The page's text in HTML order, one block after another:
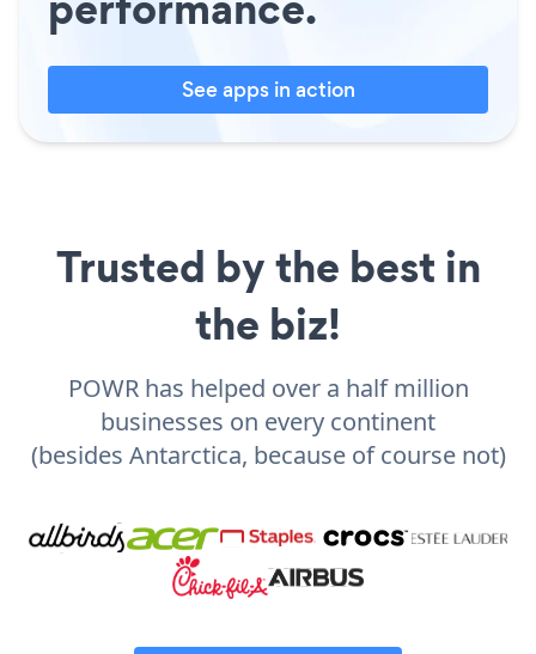
See apps in action
Trusted by the best in
the biz!
POWR has helped over a half million
businesses on every continent
(besides Antarctica, because of course not)